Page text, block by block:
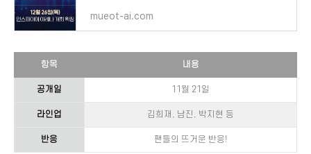
mueot-ai.com
항목 내용
공개일 11월 21일
라인업 김희재, 남진, 박지현 등
반응 팬들의 뜨거운 반응!